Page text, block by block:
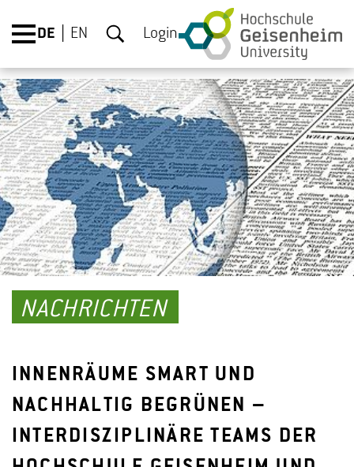
DE EN Login
NACHRICHTEN
INNENRÄUME SMART UND
NACHHALTIG BEGRÜNEN –
INTERDISZIPLINÄRE TEAMS DER